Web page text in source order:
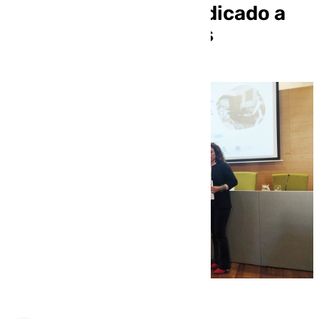
Tecnosocial 2024 dedicado a
los Servicios Sociales